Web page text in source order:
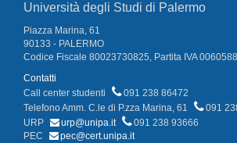
Università degli Studi di Palermo
Piazza Marina, 61
90133 - PALERMO
Codice Fiscale 80023730825, Partita IVA
Contatti
Call center studenti
091 238 86472
Telefono Amm. C.le di P.zza Marina, 61
091
URP
urp@unipa.it
091 238 93666
PEC
pec@cert.unipa.it